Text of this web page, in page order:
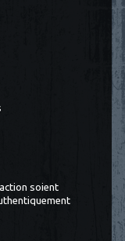
soient